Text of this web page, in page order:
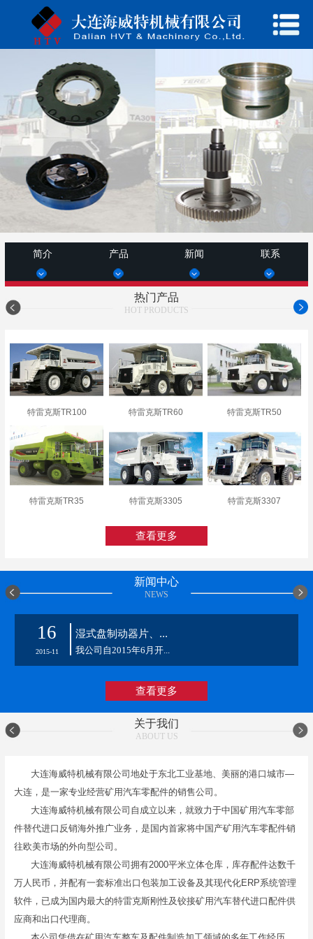
简介 产品 新闻 联系
热门产品
HOT PRODUCTS
特雷克斯TR100 特雷克斯TR60 特雷克斯TR50
特雷克斯TR35 特雷克斯3305 特雷克斯3307
查看更多
新闻中心
NEWS
16
2015-11
湿式盘制动器片、...
我公司自2015年6月开...
查看更多
关于我们
ABOUT US
大连海威特机械有限公司地处于东北工业基地、美丽的港口城市—
大连，是一家专业经营矿用汽车零配件的销售公司。
大连海威特机械有限公司自成立以来，就致力于中国矿用汽车零部
件替代进口反销海外推广业务，是国内首家将中国产矿用汽车零配件销
往欧美市场的外向型公司。
大连海威特机械有限公司拥有2000平米立体仓库，库存配件达数千
万人民币，并配有一套标准出口包装加工设备及其现代化ERP系统管理
软件，已成为国内最大的特雷克斯刚性及铰接矿用汽车替代进口配件供
应商和出口代理商。